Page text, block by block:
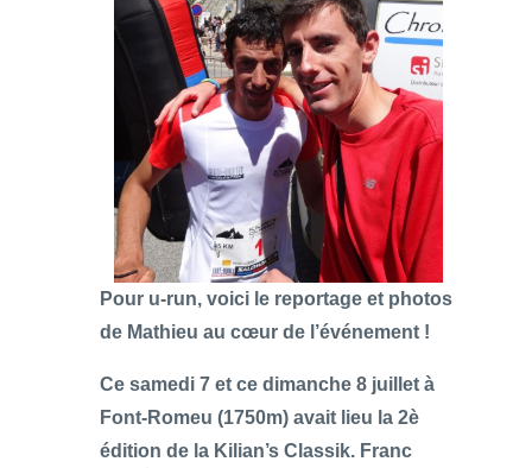
Pour u-run, voici le reportage et photos
de Mathieu au cœur de l’événement !
Ce samedi 7 et ce dimanche 8 juillet à
Font-Romeu (1750m) avait lieu la 2è
édition de la Kilian’s Classik. Franc